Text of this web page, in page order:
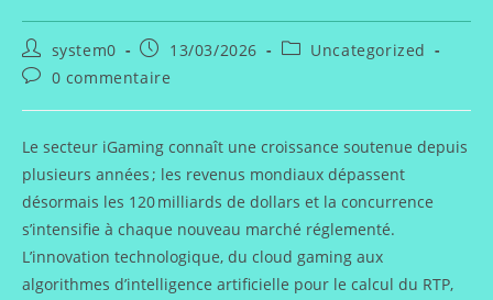
Auteur/autrice
de
la
publication :
system0
Publication
publiée :
13/03/2026
PostUncategorized
Commentaires
la
publication :
0 commentaire
Le secteur iGaming connaît une croissance soutenue depuis
plusieurs années ; les revenus mondiaux dépassent
désormais les 120 milliards de dollars et la concurrence
s’intensifie à chaque nouveau marché réglementé.
L’innovation technologique, du cloud gaming aux
algorithmes d’intelligence artificielle pour le calcul du RTP,